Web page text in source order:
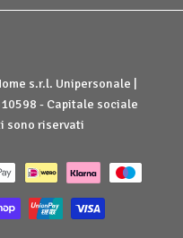
s.r.l. Unipersonale |
- Capitale sociale
sono riservati